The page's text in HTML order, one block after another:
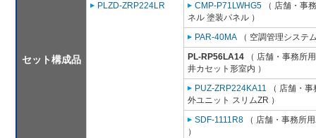
セット構成品
PLZD-ZRP224LR
CMP-P71LWHG5 （ 店舗・事
ネル 塗装パネル ）
PAR-40MA （ 空調管理システ
PL-RP56LA14 （ 店舗・事務所
井カセット形室内 ）
PUZ-ZRP224KA11 （ 店舗・
外ユニット スリムZR ）
SDF-1111R8 （ 店舗・事務所
）